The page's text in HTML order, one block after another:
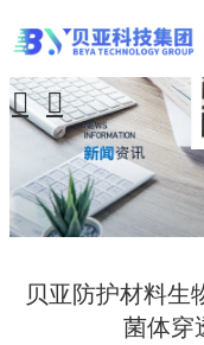
 
贝亚防护材料生
菌体穿